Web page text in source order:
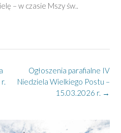
– w czasie Mszy św..
Ogłoszenia parafialne IV
Niedziela Wielkiego Postu –
15.03.2026 r. →